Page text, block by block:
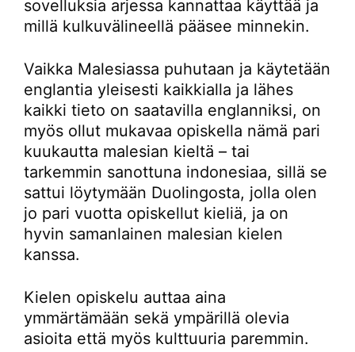
sovelluksia arjessa kannattaa käyttää ja
millä kulkuvälineellä pääsee minnekin.
Vaikka Malesiassa puhutaan ja käytetään
englantia yleisesti kaikkialla ja lähes
kaikki tieto on saatavilla englanniksi, on
myös ollut mukavaa opiskella nämä pari
kuukautta malesian kieltä – tai
tarkemmin sanottuna indonesiaa, sillä se
sattui löytymään Duolingosta, jolla olen
jo pari vuotta opiskellut kieliä, ja on
hyvin samanlainen malesian kielen
kanssa.
Kielen opiskelu auttaa aina
ymmärtämään sekä ympärillä olevia
asioita että myös kulttuuria paremmin.